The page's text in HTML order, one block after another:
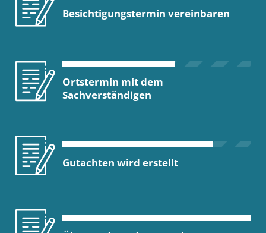
Besichtigungstermin vereinbaren
Ortstermin mit dem
Sachverständigen
Gutachten wird erstellt